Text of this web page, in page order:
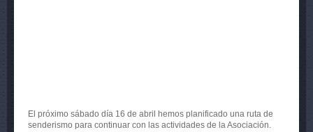
El próximo sábado día 16 de abril hemos planificado una ruta de
senderismo para continuar con las actividades de la Asociación.